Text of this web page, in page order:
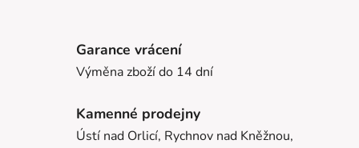
Garance vrácení
Výměna zboží do 14 dní
Kamenné prodejny
Ústí nad Orlicí, Rychnov nad Kněžnou,